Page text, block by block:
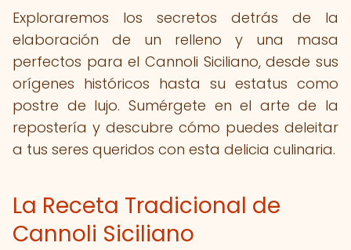
Exploraremos los secretos detrás de la
elaboración de un relleno y una masa
perfectos para el Cannoli Siciliano, desde sus
orígenes históricos hasta su estatus como
postre de lujo. Sumérgete en el arte de la
repostería y descubre cómo puedes deleitar
a tus seres queridos con esta delicia culinaria.
La Receta Tradicional de
Cannoli Siciliano